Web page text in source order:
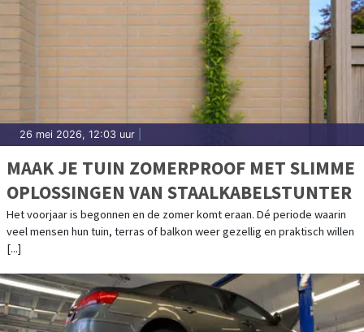
26 mei 2026, 12:03 uur
MAAK JE TUIN ZOMERPROOF MET SLIMME
OPLOSSINGEN VAN STAALKABELSTUNTER
Het voorjaar is begonnen en de zomer komt eraan. Dé periode waarin
veel mensen hun tuin, terras of balkon weer gezellig en praktisch willen
[...]